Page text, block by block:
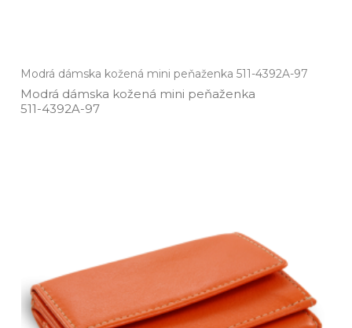
Modrá dámska kožená mini peňaženka 511-4392A-97
Modrá dámska kožená mini peňaženka
511­-4392A­-97